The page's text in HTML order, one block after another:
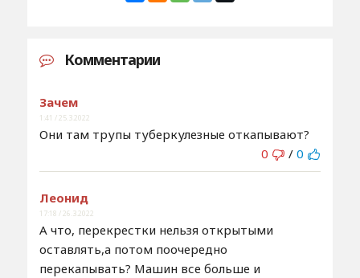
Комментарии
Зачем
1:41 / 25.3.2022
Они там трупы туберкулезные откапывают?
0
/ 0
Леонид
17:18 / 26.3.2022
А что, перекрестки нельзя открытыми
оставлять,а потом поочередно
перекапывать? Машин все больше и